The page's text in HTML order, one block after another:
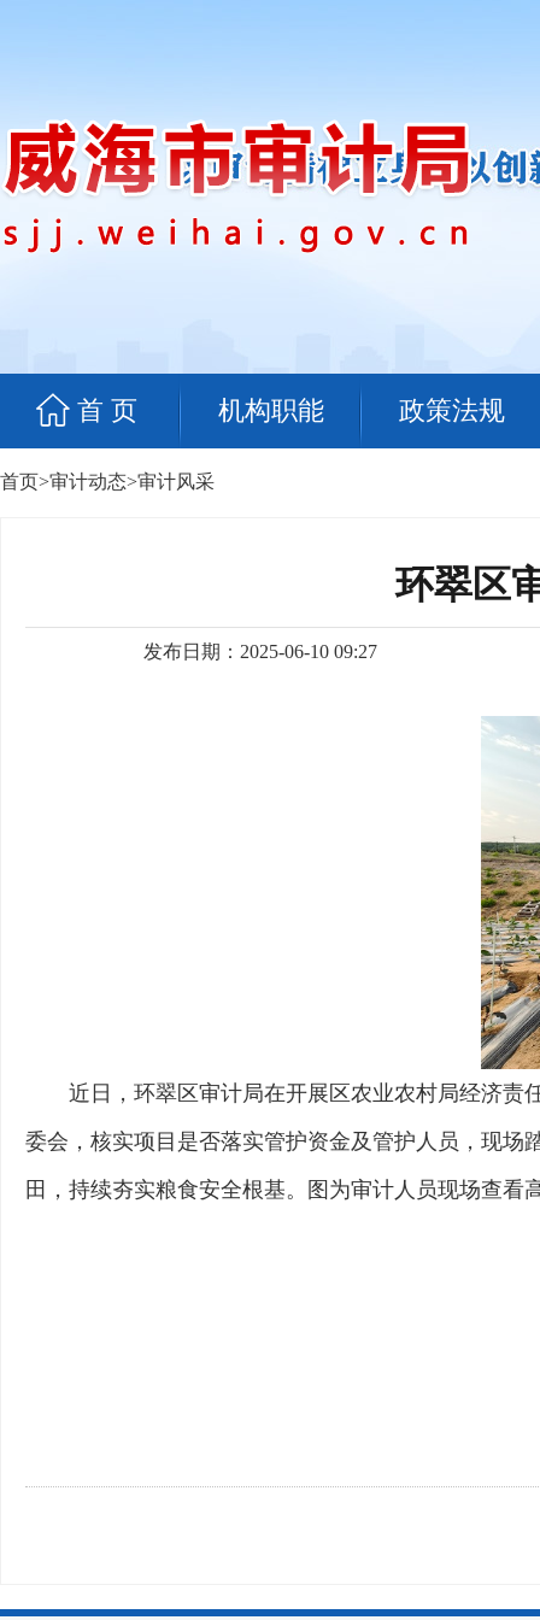
首 页 机构职能 政策法规
首页>审计动态>审计风采
环翠区
发布日期：2025-06-10 09:27
近日，环翠区审计局在开展区农业农村局经济责
委会，核实项目是否落实管护资金及管护人员，现
田，持续夯实粮食安全根基。图为审计人员现场查看